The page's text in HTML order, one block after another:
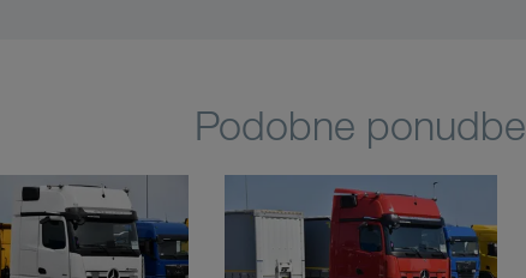
Podobne ponudbe